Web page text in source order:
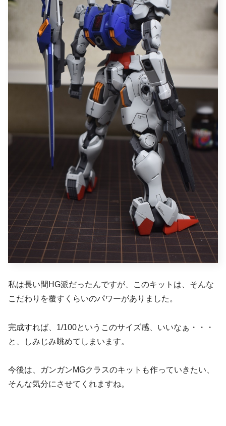
私は長い間HG派だったんですが、このキットは、そんな
こだわりを覆すくらいのパワーがありました。
完成すれば、1/100というこのサイズ感、いいなぁ・・・
と、しみじみ眺めてしまいます。
今後は、ガンガンMGクラスのキットも作っていきたい、
そんな気分にさせてくれますね。